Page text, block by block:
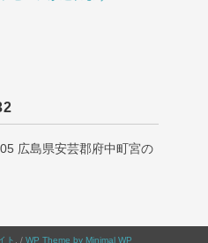
広島県安芸郡府中町宮の
ト . / WP Theme by Minimal WP